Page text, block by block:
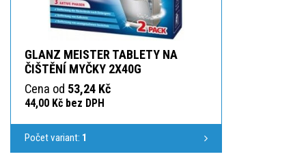
GLANZ MEISTER TABLETY NA
ČIŠTĚNÍ MYČKY 2X40G
Cena od 53,24 Kč
44,00 Kč bez DPH
Počet variant: 1